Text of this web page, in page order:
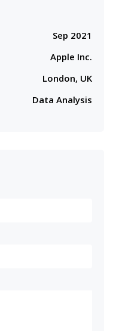
Sep 2021
Apple Inc.
London, UK
Data Analysis